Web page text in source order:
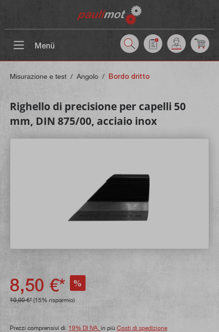
Menü
Misurazione e test / Angolo / Bordo dritto
Righello di precisione per capelli 50
mm, DIN 875/00, acciaio inox
8,50 €* %
10,00 €* (15% risparmio)
Prezzi comprensivi di. 19% DI IVA. in più Costi di spedizione